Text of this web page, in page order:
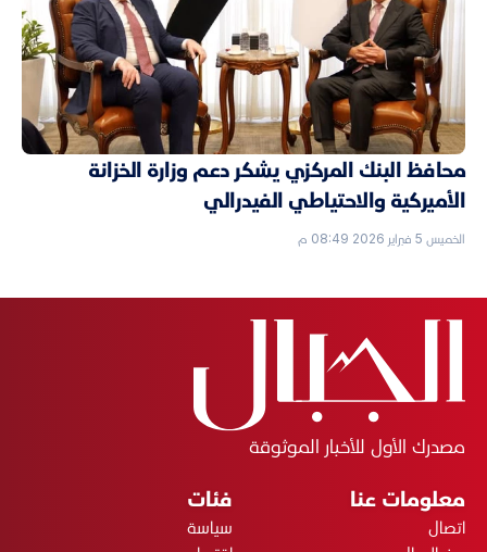
محافظ البنك المركزي يشكر دعم وزارة الخزانة
الأميركية والاحتياطي الفيدرالي
الخميس 5 فبراير 2026 08:49 م
مصدرك الأول للأخبار الموثوقة
معلومات عنا
اتصال
فئات
سياسة